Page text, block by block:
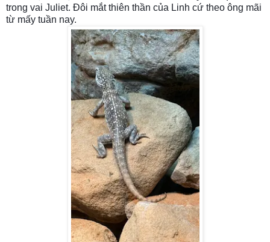
trong vai Juliet. Đôi mắt thiên thần của Linh cứ theo ông mãi
từ mấy tuần nay.